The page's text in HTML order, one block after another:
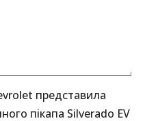
представила
пікапа Silverado EV